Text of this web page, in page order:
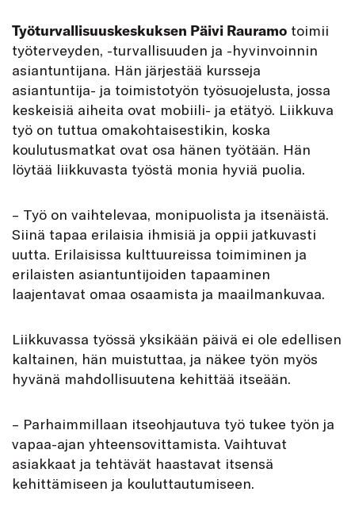
Työturvallisuuskeskuksen Päivi Rauramo toimii
työterveyden, -turvallisuuden ja -hyvinvoinnin
asiantuntijana. Hän järjestää kursseja
asiantuntija- ja toimistotyön työsuojelusta, jossa
keskeisiä aiheita ovat mobiili- ja etätyö. Liikkuva
työ on tuttua omakohtaisestikin, koska
koulutusmatkat ovat osa hänen työtään. Hän
löytää liikkuvasta työstä monia hyviä puolia.
– Työ on vaihtelevaa, monipuolista ja itsenäistä.
Siinä tapaa erilaisia ihmisiä ja oppii jatkuvasti
uutta. Erilaisissa kulttuureissa toimiminen ja
erilaisten asiantuntijoiden tapaaminen
laajentavat omaa osaamista ja maailmankuvaa.
Liikkuvassa työssä yksikään päivä ei ole edellisen
kaltainen, hän muistuttaa, ja näkee työn myös
hyvänä mahdollisuutena kehittää itseään.
– Parhaimmillaan itseohjautuva työ tukee työn ja
vapaa-ajan yhteensovittamista. Vaihtuvat
asiakkaat ja tehtävät haastavat itsensä
kehittämiseen ja kouluttautumiseen.